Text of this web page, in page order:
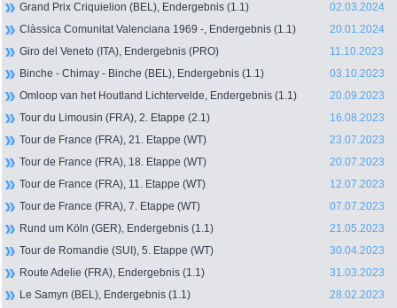
Grand Prix Criquielion (BEL), Endergebnis (1.1)
02.03.2024
Clàssica Comunitat Valenciana 1969 -, Endergebnis (1.1)
20.01.2024
Giro del Veneto (ITA), Endergebnis (PRO)
11.10.2023
Binche - Chimay - Binche (BEL), Endergebnis (1.1)
03.10.2023
Omloop van het Houtland Lichtervelde, Endergebnis (1.1)
20.09.2023
Tour du Limousin (FRA), 2. Etappe (2.1)
16.08.2023
Tour de France (FRA), 21. Etappe (WT)
23.07.2023
Tour de France (FRA), 18. Etappe (WT)
20.07.2023
Tour de France (FRA), 11. Etappe (WT)
12.07.2023
Tour de France (FRA), 7. Etappe (WT)
07.07.2023
Rund um Köln (GER), Endergebnis (1.1)
21.05.2023
Tour de Romandie (SUI), 5. Etappe (WT)
30.04.2023
Route Adelie (FRA), Endergebnis (1.1)
31.03.2023
Le Samyn (BEL), Endergebnis (1.1)
28.02.2023